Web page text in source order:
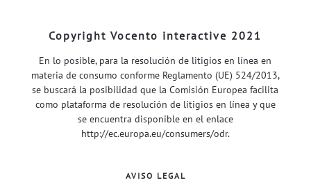
Copyright Vocento interactive 2021
En lo posible, para la resolución de litigios en línea en
materia de consumo conforme Reglamento (UE) 524/2013,
se buscará la posibilidad que la Comisión Europea facilita
como plataforma de resolución de litigios en línea y que
se encuentra disponible en el enlace
http://ec.europa.eu/consumers/odr.
AVISO LEGAL